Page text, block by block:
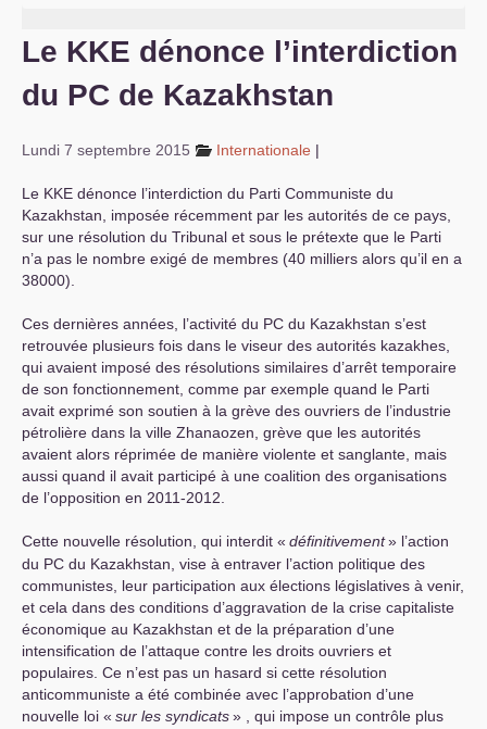
Comprendre...
Vie du site
Le KKE dénonce l’interdiction
du PC de Kazakhstan
Lundi 7 septembre 2015 Internationale |
Le KKE dénonce l’interdiction du Parti Communiste du
Kazakhstan, imposée récemment par les autorités de ce pays,
sur une résolution du Tribunal et sous le prétexte que le Parti
n’a pas le nombre exigé de membres (40 milliers alors qu’il en a
38000).
Ces dernières années, l’activité du PC du Kazakhstan s’est
retrouvée plusieurs fois dans le viseur des autorités kazakhes,
qui avaient imposé des résolutions similaires d’arrêt temporaire
de son fonctionnement, comme par exemple quand le Parti
avait exprimé son soutien à la grève des ouvriers de l’industrie
pétrolière dans la ville Zhanaozen, grève que les autorités
avaient alors réprimée de manière violente et sanglante, mais
aussi quand il avait participé à une coalition des organisations
de l’opposition en 2011-2012.
Cette nouvelle résolution, qui interdit « définitivement» l’action
du PC du Kazakhstan, vise à entraver l’action politique des
communistes, leur participation aux élections législatives à venir,
et cela dans des conditions d’aggravation de la crise capitaliste
économique au Kazakhstan et de la préparation d’une
intensification de l’attaque contre les droits ouvriers et
populaires. Ce n’est pas un hasard si cette résolution
anticommuniste a été combinée avec l’approbation d’une
nouvelle loi « sur les syndicats» , qui impose un contrôle plus